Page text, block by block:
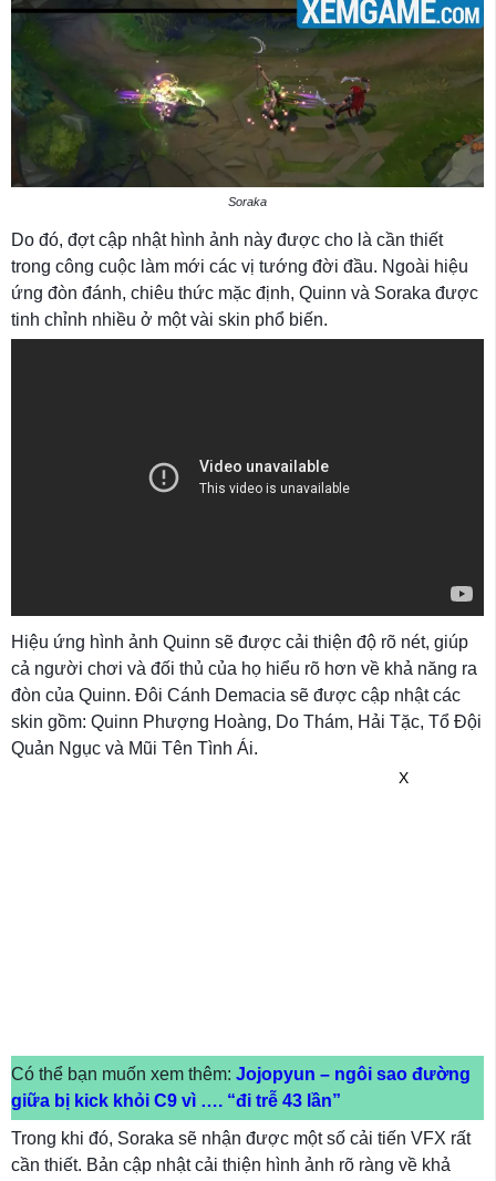
Soraka
Do đó, đợt cập nhật hình ảnh này được cho là cần thiết
trong công cuộc làm mới các vị tướng đời đầu. Ngoài hiệu
ứng đòn đánh, chiêu thức mặc định, Quinn và Soraka được
tinh chỉnh nhiều ở một vài skin phổ biến.
Hiệu ứng hình ảnh Quinn sẽ được cải thiện độ rõ nét, giúp
cả người chơi và đối thủ của họ hiểu rõ hơn về khả năng ra
đòn của Quinn. Đôi Cánh Demacia sẽ được cập nhật các
skin gồm: Quinn Phượng Hoàng, Do Thám, Hải Tặc, Tổ Đội
Quản Ngục và Mũi Tên Tình Ái.
X
Có thể bạn muốn xem thêm: Jojopyun – ngôi sao đường
giữa bị kick khỏi C9 vì …. “đi trễ 43 lần”
Trong khi đó, Soraka sẽ nhận được một số cải tiến VFX rất
cần thiết. Bản cập nhật cải thiện hình ảnh rõ ràng về khả